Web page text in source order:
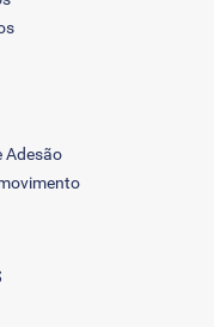
Adesão